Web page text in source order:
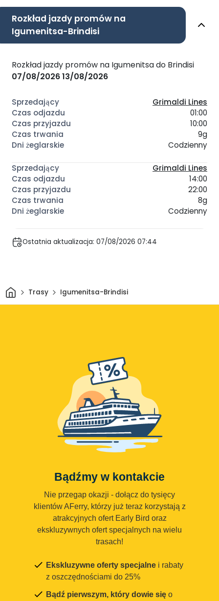
Rozkład jazdy promów na
Igumenitsa-Brindisi
Rozkład jazdy promów na Igumenitsa do Brindisi
07/08/202613/08/2026
Grimaldi Lines
01:00
10:00
9g
Codzienny
Grimaldi Lines
14:00
22:00
8g
Codzienny
Ostatnia aktualizacja: 07/08/2026 07:44
DomTrasy Igumenitsa-Brindisi
Bądźmy w kontakcie
Nie przegap okazji - dołącz do tysięcy
klientów AFerry, którzy już teraz korzystają z
atrakcyjnych ofert Early Bird oraz
ekskluzywnych ofert specjalnych na wielu
trasach!
Ekskluzywne oferty specjalne i rabaty
z oszczędnościami do 25%
Bądź pierwszym, który dowie się o